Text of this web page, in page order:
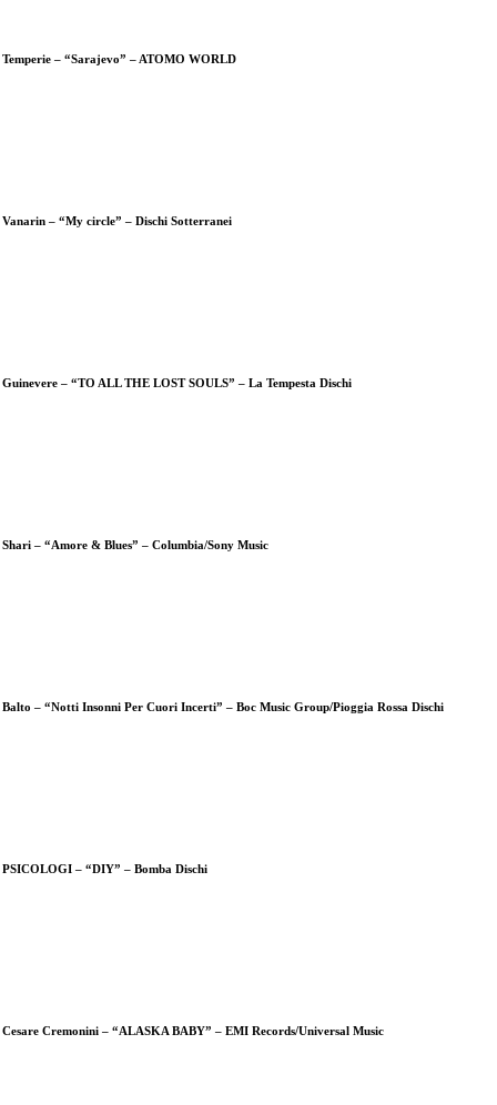
Temperie – “Sarajevo” – ATOMO WORLD
Vanarin – “My circle” – Dischi Sotterranei
Guinevere – “TO ALL THE LOST SOULS” – La Tempesta Dischi
Shari – “Amore & Blues” – Columbia/Sony Music
Balto – “Notti Insonni Per Cuori Incerti” – Boc Music Group/Pioggia Rossa Dischi
PSICOLOGI – “DIY” – Bomba Dischi
Cesare Cremonini – “ALASKA BABY” – EMI Records/Universal Music